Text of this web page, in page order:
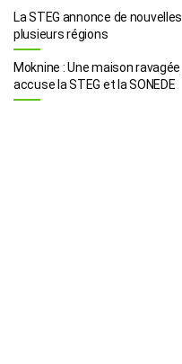
La STEG annonce de
plusieurs régions
Moknine : Une maison
accuse la STEG et la SONEDE